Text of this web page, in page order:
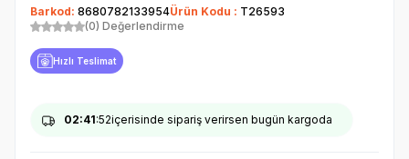
Barkod: 8680782133954Ürün Kodu : T26593
(0) Değerlendirme
Hızlı Teslimat
02:41:51içerisinde sipariş verirsen bugün kargoda